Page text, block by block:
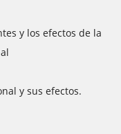
y los efectos de la
y sus efectos.